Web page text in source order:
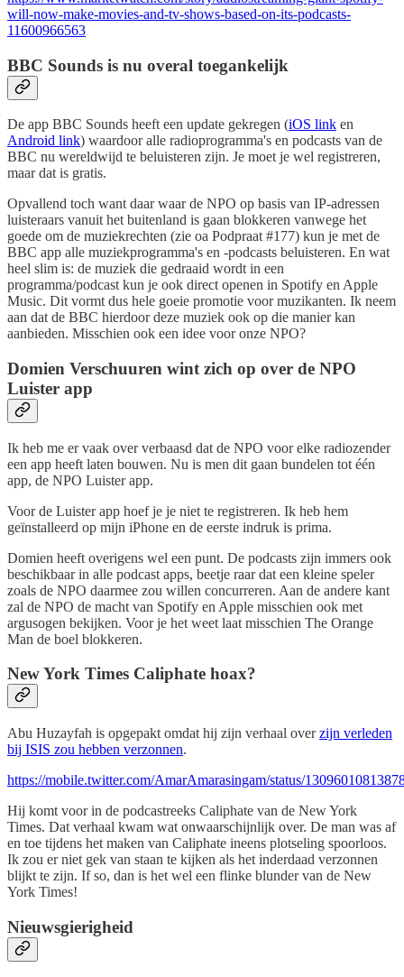
will-now-make-movies-and-tv-shows-based-on-its-podcasts-
11600966563
BBC Sounds is nu overal toegankelijk
De app BBC Sounds heeft een update gekregen (iOS link en
Android link) waardoor alle radioprogramma's en podcasts van de
BBC nu wereldwijd te beluisteren zijn. Je moet je wel registreren,
maar dat is gratis.
Opvallend toch want daar waar de NPO op basis van IP-adressen
luisteraars vanuit het buitenland is gaan blokkeren vanwege het
goede om de muziekrechten (zie oa Podpraat #177) kun je met de
BBC app alle muziekprogramma's en -podcasts beluisteren. En wat
heel slim is: de muziek die gedraaid wordt in een
programma/podcast kun je ook direct openen in Spotify en Apple
Music. Dit vormt dus hele goeie promotie voor muzikanten. Ik neem
aan dat de BBC hierdoor deze muziek ook op die manier kan
aanbieden. Misschien ook een idee voor onze NPO?
Domien Verschuuren wint zich op over de NPO
Luister app
Ik heb me er vaak over verbaasd dat de NPO voor elke radiozender
een app heeft laten bouwen. Nu is men dit gaan bundelen tot één
app, de NPO Luister app.
Voor de Luister app hoef je je niet te registreren. Ik heb hem
geïnstalleerd op mijn iPhone en de eerste indruk is prima.
Domien heeft overigens wel een punt. De podcasts zijn immers ook
beschikbaar in alle podcast apps, beetje raar dat een kleine speler
zoals de NPO daarmee zou willen concurreren. Aan de andere kant
zal de NPO de macht van Spotify en Apple misschien ook met
argusogen bekijken. Voor je het weet laat misschien The Orange
Man de boel blokkeren.
New York Times Caliphate hoax?
Abu Huzayfah is opgepakt omdat hij zijn verhaal overzijn verleden
bij ISIS zou hebben verzonnen.
https://mobile.twitter.com/AmarAmarasingam/status/
Hij komt voor in de podcastreeks Caliphate van de New York
Times. Dat verhaal kwam wat onwaarschijnlijk over. De man was af
en toe tijdens het maken van Caliphate ineens plotseling spoorloos.
Ik zou er niet gek van staan te kijken als het inderdaad verzonnen
blijkt te zijn. If so, dan is het wel een flinke blunder van de New
York Times!
Nieuwsgierigheid